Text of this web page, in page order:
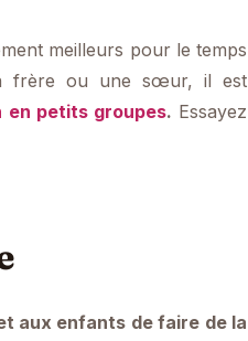
meilleurs pour le temps
frère ou une sœur, il est
en petits groupes. Essayez
aux enfants de faire de la